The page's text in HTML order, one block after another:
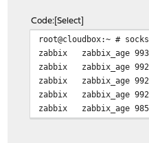
Code Select
root@cloudbox:~ #
zabbix zabbix_age
zabbix zabbix_age
zabbix zabbix_age
zabbix zabbix_age
zabbix zabbix_age